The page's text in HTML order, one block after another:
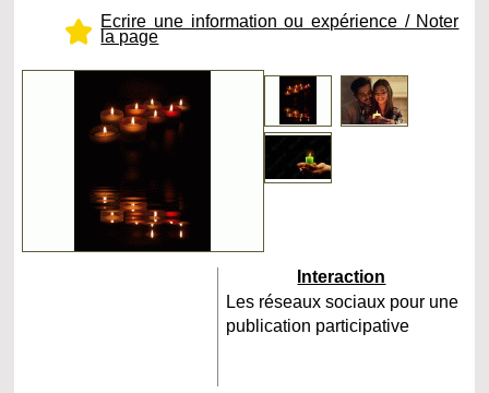
Ecrire une information ou expérience / Noter
la page
Interaction
Les réseaux sociaux pour une
publication participative